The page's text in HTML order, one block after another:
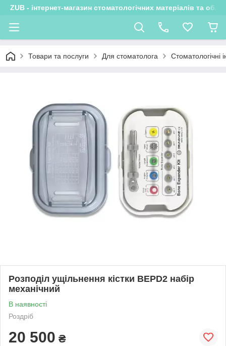
ZUB - інтернет-магазин стоматологічних матеріалів та
Товари та послуги Для стоматолога Стоматологічні
Розподіл ущільнення кістки BEPD2 набір
механічний
В наявності
Роздріб
20 500 ₴